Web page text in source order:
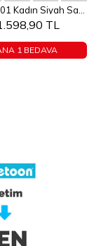
Ekle
38 39
Letoon Strip01 Kadın Siyah Sandalet
TL
1 BEDAVA